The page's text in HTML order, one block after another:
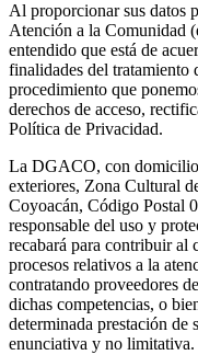
Al proporcionar sus datos
Atención a la Comunidad
entendido que está de
finalidades del tratamiento
procedimiento que
derechos de acceso,
Política de Privacidad.
La DGACO, con
exteriores, Zona Cultural
Coyoacán, Código Postal
responsable del uso y
recabará para contribuir al
procesos relativos a la
contratando proveedores
dichas competencias, o
determinada prestación de
enunciativa y no limitativa.